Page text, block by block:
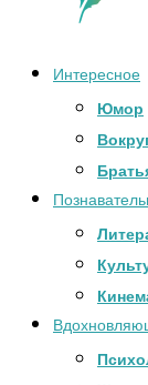
Интересное
Юмор